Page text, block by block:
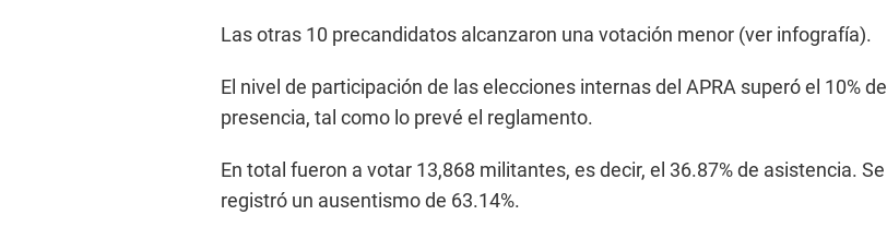
Las otras 10 precandidatos alcanzaron una votación menor (ver infografía).
El nivel de participación de las elecciones internas del APRA superó el 10% de
presencia, tal como lo prevé el reglamento.
En total fueron a votar 13,868 militantes, es decir, el 36.87% de asistencia. Se
registró un ausentismo de 63.14%.